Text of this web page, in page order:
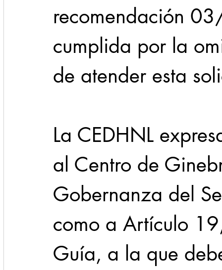
recomendación
cumplida por la
de atender esta
La CEDHNL
al Centro de
Gobernanza del
como a Artículo
Guía, a la que